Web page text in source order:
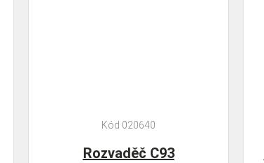
Kód 020640
Rozvaděč C93